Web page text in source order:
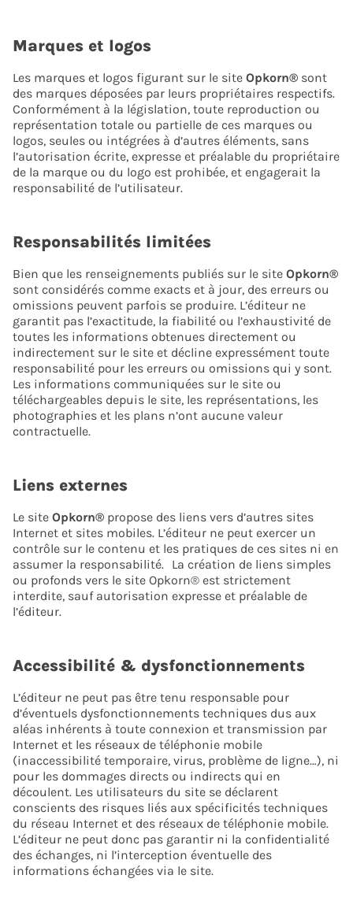
Marques et logos
Les marques et logos figurant sur le site Opkorn® sont
des marques déposées par leurs propriétaires respectifs.
Conformément à la législation, toute reproduction ou
représentation totale ou partielle de ces marques ou
logos, seules ou intégrées à d’autres éléments, sans
l’autorisation écrite, expresse et préalable du propriétaire
de la marque ou du logo est prohibée, et engagerait la
responsabilité de l’utilisateur.
Responsabilités limitées
Bien que les renseignements publiés sur le site Opkorn®
sont considérés comme exacts et à jour, des erreurs ou
omissions peuvent parfois se produire. L’éditeur ne
garantit pas l’exactitude, la fiabilité ou l’exhaustivité de
toutes les informations obtenues directement ou
indirectement sur le site et décline expressément toute
responsabilité pour les erreurs ou omissions qui y sont.
Les informations communiquées sur le site ou
téléchargeables depuis le site, les représentations, les
photographies et les plans n’ont aucune valeur
contractuelle.
Liens externes
Le site Opkorn® propose des liens vers d’autres sites
Internet et sites mobiles. L’éditeur ne peut exercer un
contrôle sur le contenu et les pratiques de ces sites ni en
assumer la responsabilité. La création de liens simples
ou profonds vers le site Opkorn® est strictement
interdite, sauf autorisation expresse et préalable de
l’éditeur.
Accessibilité & dysfonctionnements
L’éditeur ne peut pas être tenu responsable pour
d’éventuels dysfonctionnements techniques dus aux
aléas inhérents à toute connexion et transmission par
Internet et les réseaux de téléphonie mobile
(inaccessibilité temporaire, virus, problème de ligne…), ni
pour les dommages directs ou indirects qui en
découlent. Les utilisateurs du site se déclarent
conscients des risques liés aux spécificités techniques
du réseau Internet et des réseaux de téléphonie mobile.
L’éditeur ne peut donc pas garantir ni la confidentialité
des échanges, ni l’interception éventuelle des
informations échangées via le site.